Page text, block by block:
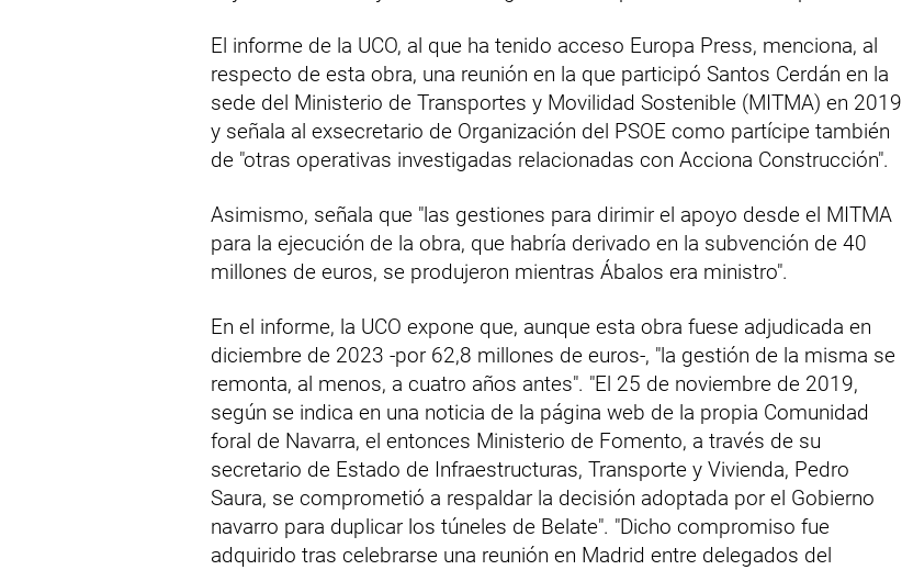
El informe de la UCO, al que ha tenido acceso Europa Press, menciona, al
respecto de esta obra, una reunión en la que participó Santos Cerdán en la
sede del Ministerio de Transportes y Movilidad Sostenible (MITMA) en 2019
y señala al exsecretario de Organización del PSOE como partícipe también
de "otras operativas investigadas relacionadas con Acciona Construcción".
Asimismo, señala que "las gestiones para dirimir el apoyo desde el MITMA
para la ejecución de la obra, que habría derivado en la subvención de 40
millones de euros, se produjeron mientras Ábalos era ministro".
En el informe, la UCO expone que, aunque esta obra fuese adjudicada en
diciembre de 2023 -por 62,8 millones de euros-, "la gestión de la misma se
remonta, al menos, a cuatro años antes". "El 25 de noviembre de 2019,
según se indica en una noticia de la página web de la propia Comunidad
foral de Navarra, el entonces Ministerio de Fomento, a través de su
secretario de Estado de Infraestructuras, Transporte y Vivienda, Pedro
Saura, se comprometió a respaldar la decisión adoptada por el Gobierno
navarro para duplicar los túneles de Belate". "Dicho compromiso fue
adquirido tras celebrarse una reunión en Madrid entre delegados del